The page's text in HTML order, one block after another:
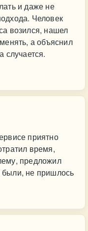
и даже не
Человек
возился, нашел
а объяснил
случается.
приятно
время,
предложил
были, не пришлось